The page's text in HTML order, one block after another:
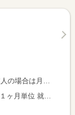
時間額を表示しています。